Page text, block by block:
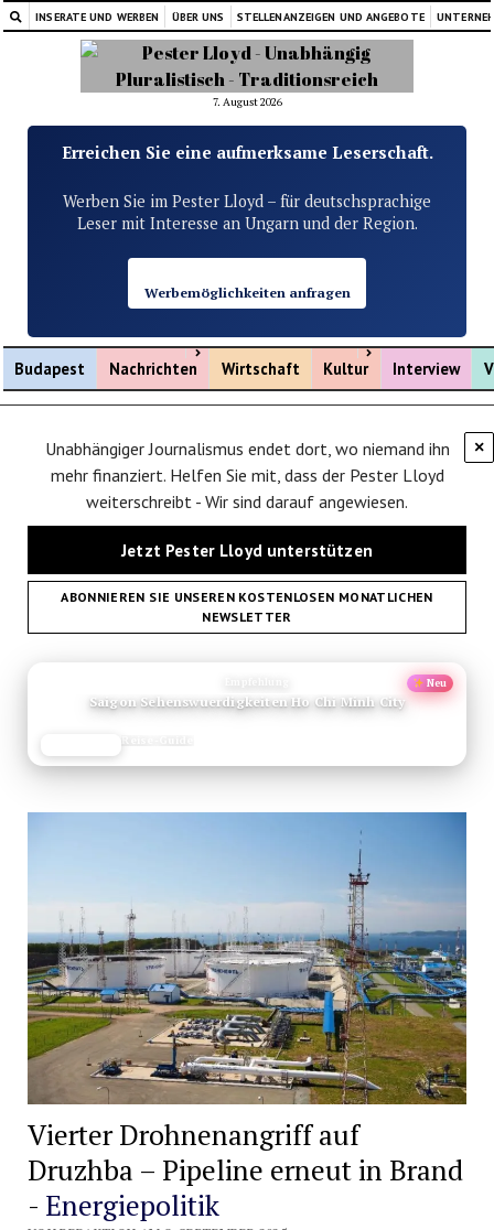
INSERATE UND WERBEN ÜBER UNS STELLENANZEIGEN UND ANGEBOTE
7. August 2026
Erreichen Sie eine aufmerksame Leserschaft.
Werben Sie im Pester Lloyd – für deutschsprachige
Leser mit Interesse an Ungarn und der Region.
Werbemöglichkeiten anfragen
Budapest Nachrichten
Menü öffnen
Wirtschaft Kultur
Menü öffnen
Interview
×
Unabhängiger Journalismus endet dort, wo niemand ihn
mehr finanziert. Helfen Sie mit, dass der Pester Lloyd
weiterschreibt - Wir sind darauf angewiesen.
Jetzt Pester Lloyd unterstützen
ABONNIEREN SIE UNSEREN KOSTENLOSEN MONATLICHEN
NEWSLETTER
Neu
Saigon Sehenswuerdigkeiten Ho Chi Minh City
Reise-Guide
Vierter Drohnenangriff auf
Druzhba – Pipeline erneut in Brand
- Energiepolitik